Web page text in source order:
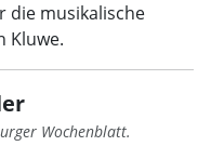
die musikalische
Kluwe.
Wochenblatt.